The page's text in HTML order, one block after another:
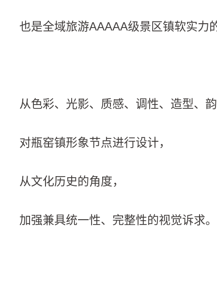
也是全域旅游AAAAA级景区镇软实力
从色彩、光影、质感、调性、造型、
对瓶窑镇形象节点进行设计，
从文化历史的角度，
加强兼具统一性、完整性的视觉诉求。